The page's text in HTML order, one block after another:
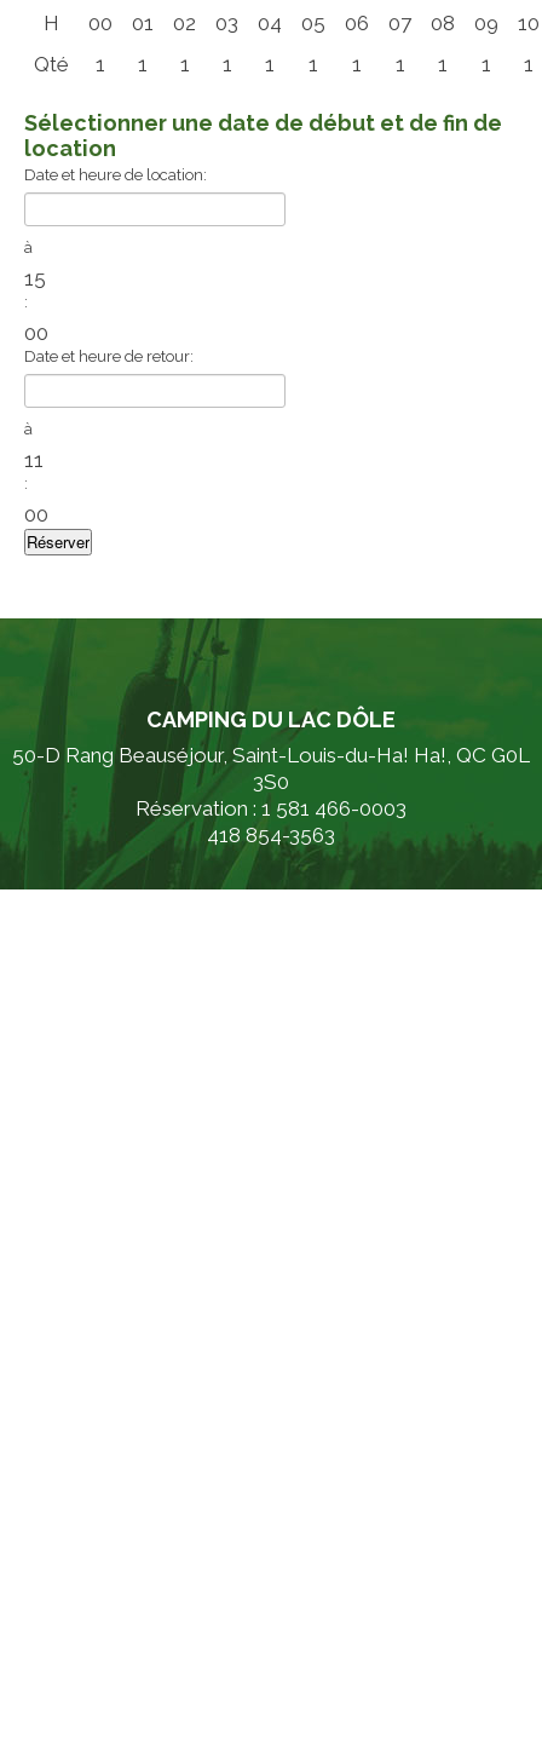
H 00 01 02 03 04 05 06 07 08 09
10
Qté
1 1 1 1 1 1 1 1 1 1 1
Sélectionner une date de début et de fin de
location
Date et heure de location:
à
15
:
00
Date et heure de retour:
à
11
:
00
CAMPING DU LAC DÔLE
50-D Rang Beauséjour, Saint-Louis-du-Ha! Ha!, QC G0L
3S0
Réservation : 1 581 466-0003
418 854-3563